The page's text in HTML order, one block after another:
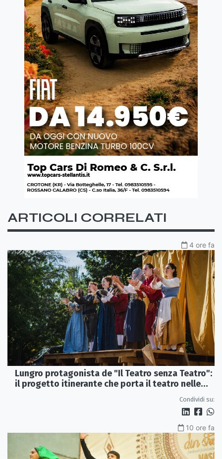
ARTICOLI CORRELATI
4 ore fa
Lungro protagonista de "Il Teatro senza Teatro":
il progetto itinerante che porta il teatro nelle
Condividi su:
10 ore fa